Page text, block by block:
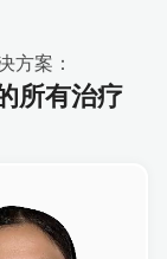
方案：
所有治疗